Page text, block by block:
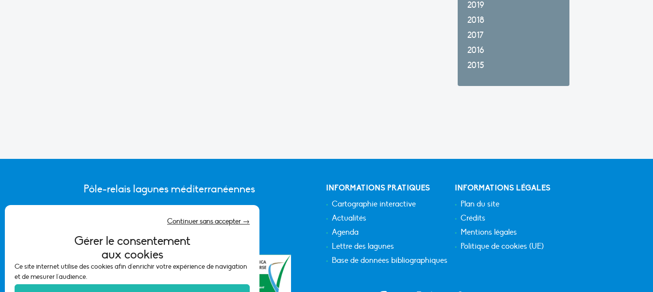
Gérer le consentement
aux cookies
Ce site internet utilise des cookies afin d'enrichir votre expérience de navigation
et de mesurer l'audience.
Continuer sans accepter →
2019
2018
2017
2016
2015
Pôle-relais lagunes méditerranéennes
CONTACTER L’ÉQUIPE DU PÔLE
INFORMATIONS PRATIQUES
Cartographie interactive
Actualités
Agenda
Lettre des lagunes
Base de données bibliographiques
INFORMATIONS LÉGALES
Plan du site
Crédits
Mentions légales
Politique de cookies (UE)